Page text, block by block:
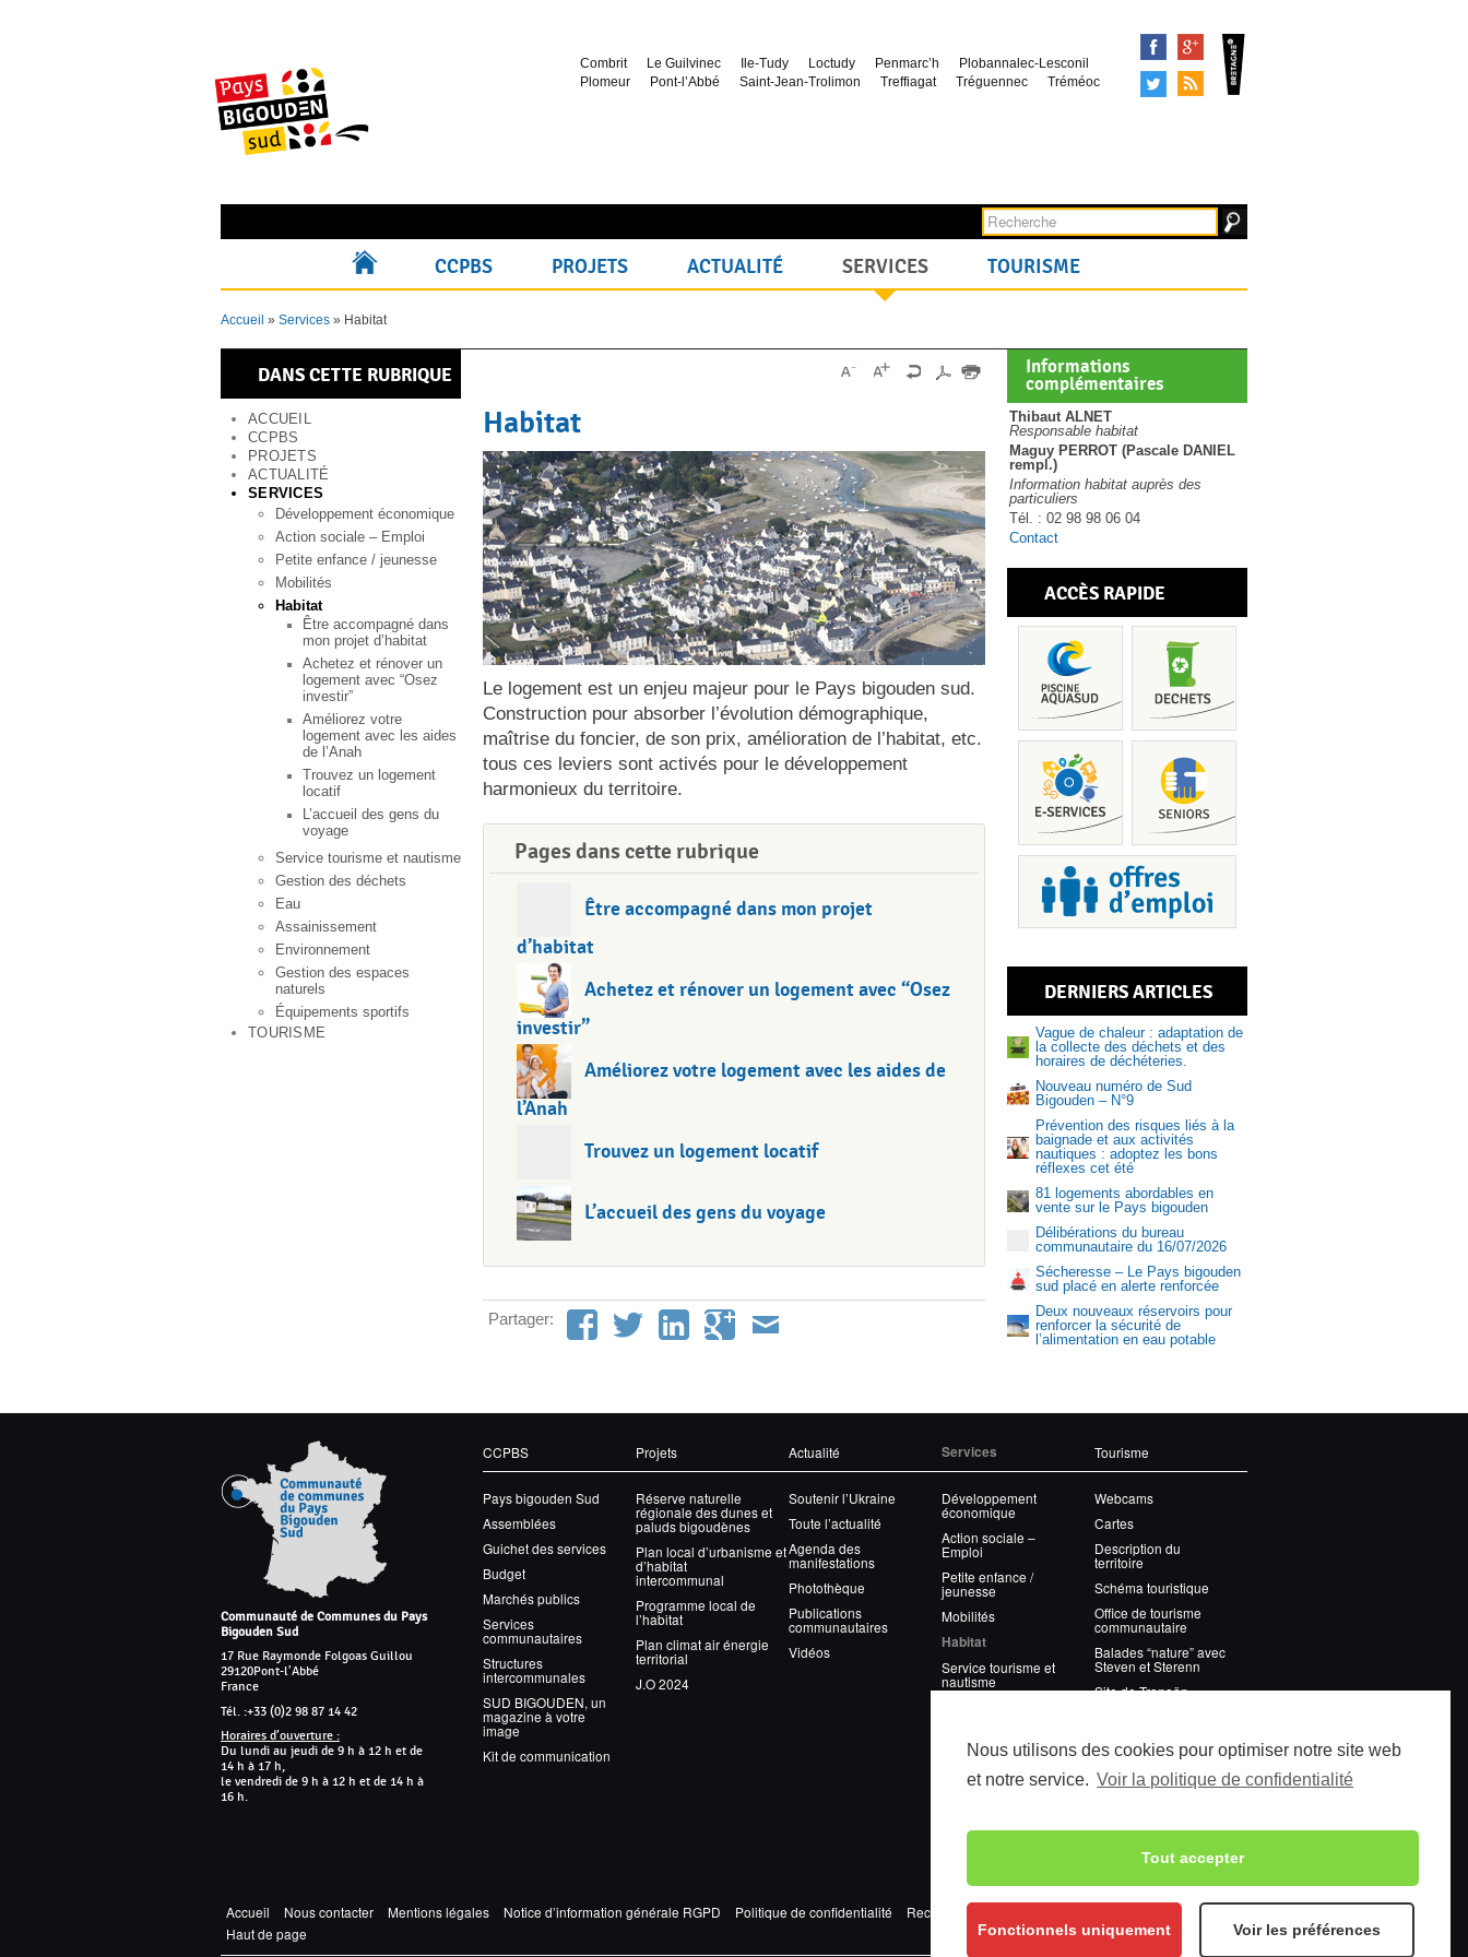
Combrit Le Guilvinec Ile-Tudy Loctudy Penmarc’h
Plobannalec-Lesconil
Plomeur
Pont-l’Abbé Saint-Jean-Trolimon Treffiagat Tréguennec Tréméoc
FacebookGoogle+
TweeterSyndication
CCPBS PROJETS ACTUALITÉ SERVICES TOURISME
Accueil » Services » Habitat
DANS CETTE RUBRIQUE
ACCUEIL
CCPBS
PROJETS
ACTUALITÉ
SERVICES
Développement économique
Action sociale – Emploi
Petite enfance / jeunesse
Mobilités
Habitat
Être accompagné dans
mon projet d’habitat
Achetez et rénover un
logement avec “Osez
investir”
Améliorez votre
logement avec les aides
de l’Anah
Trouvez un logement
locatif
L’accueil des gens du
voyage
Service tourisme et nautisme
Gestion des déchets
Eau
Assainissement
Environnement
Gestion des espaces
naturels
Équipements sportifs
TOURISME
Habitat
Le logement est un enjeu majeur pour le Pays bigouden sud.
Construction pour absorber l’évolution démographique,
maîtrise du foncier, de son prix, amélioration de l’habitat, etc.
tous ces leviers sont activés pour le développement
harmonieux du territoire.
Pages dans cette rubrique
Être accompagné dans mon projet
d’habitat
Achetez et rénover un logement avec “Osez
investir”
Améliorez votre logement avec les aides de
l’Anah
Trouvez un logement locatif
L’accueil des gens du voyage
Partager:
Informations
complémentaires
Thibaut ALNET
Responsable habitat
Maguy PERROT (Pascale DANIEL
rempl.)
Information habitat auprès des
particuliers
Tél. : 02 98 98 06 04
Contact
ACCÈS RAPIDE
Aquasud
et offres d’emploi
DERNIERS ARTICLES
Vague de chaleur : adaptation de
la collecte des déchets et des
horaires de déchéteries.
Nouveau numéro de Sud
Bigouden – N°9
Prévention des risques liés à la
baignade et aux activités
nautiques : adoptez les bons
réflexes cet été
81 logements abordables en
vente sur le Pays bigouden
Délibérations du bureau
communautaire du 16/07/2026
Sécheresse – Le Pays bigouden
sud placé en alerte renforcée
Deux nouveaux réservoirs pour
renforcer la sécurité de
l’alimentation en eau potable
Communauté de Communes du Pays
Bigouden Sud
17 Rue Raymonde Folgoas Guillou
29120Pont-l'Abbé
France
Tél. :+33 (0)2 98 87 14 42
Horaires d’ouverture :
Du lundi au jeudi de 9 h à 12 h et de
14 h à 17 h,
le vendredi de 9 h à 12 h et de 14 h à
16 h.
CCPBS
Pays bigouden Sud
Assemblées
Guichet des services
Budget
Marchés publics
Services
communautaires
Structures
intercommunales
SUD BIGOUDEN, un
magazine à votre
image
Kit de communication
Projets
Réserve naturelle
régionale des dunes et
paluds bigoudènes
Plan local d’urbanisme et
d’habitat
intercommunal
Programme local de
l’habitat
Plan climat air énergie
territorial
J.O 2024
Actualité
Soutenir l’Ukraine
Toute l’actualité
Agenda des
manifestations
Photothèque
Publications
communautaires
Vidéos
Services
Développement
économique
Action sociale –
Emploi
Petite enfance /
jeunesse
Mobilités
Habitat
Service tourisme et
nautisme
Assainissement
Environnement
Tourisme
Webcams
Cartes
Description du
territoire
Schéma touristique
Office de tourisme
communautaire
Balades “nature” avec
Steven et Sterenn
Site de Tronoën
Accueil Nous contacter Mentions légales Notice d’information générale RGPD Politique de confidentialité Recrutement
Haut de page
Nous utilisons des cookies pour optimiser notre site web
et notre service. Voir la politique de confidentialité
Tout accepter
Fonctionnels uniquement Voir les préférences